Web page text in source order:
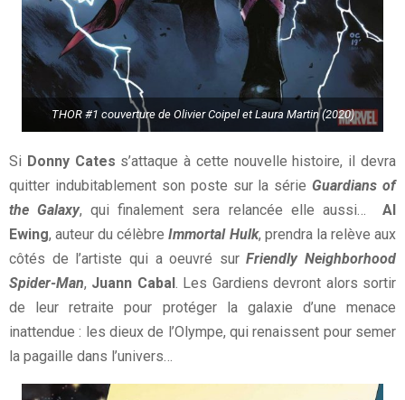
THOR #1 couverture de Olivier Coipel et Laura Martin (2020)
Si Donny Cates s’attaque à cette nouvelle histoire, il devra
quitter indubitablement son poste sur la sérieGuardians of
the Galaxy, qui finalement sera relancée elle aussi…
Al
Ewing, auteur du célèbreImmortal Hulk, prendra la relève aux
côtés de l’artiste qui a oeuvré surFriendly Neighborhood
Spider-Man, Juann Cabal . Les Gardiens devront alors sortir
de leur retraite pour protéger la galaxie d’une menace
inattendue : les dieux de l’Olympe, qui renaissent pour semer
la pagaille dans l’univers…